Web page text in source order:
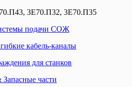
3Е70.П32, 3Е70.П35
подачи СОЖ
кабель-каналы
для станков
части